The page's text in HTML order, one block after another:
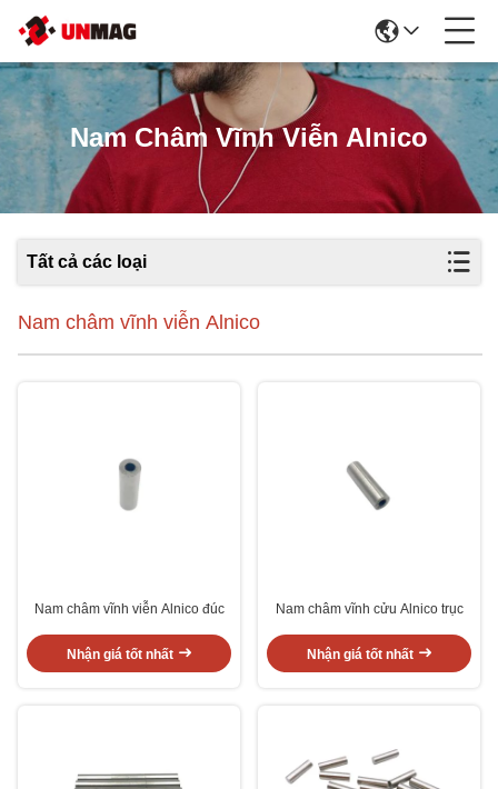
Nam Châm Vĩnh Viễn Alnico
Tất cả các loại
Nam châm vĩnh viễn Alnico
Nam châm vĩnh viễn Alnico đúc
Nhận giá tốt nhất
Nam châm vĩnh cửu Alnico trục
Nhận giá tốt nhất